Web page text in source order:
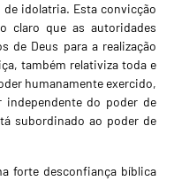
idolatria. Esta convicção
claro que as autoridades
de Deus para a realização
também relativiza toda e
humanamente exercido,
do poder de
subordinado ao poder de
forte desconfiança bíblica